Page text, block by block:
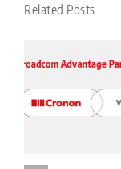
Related Posts